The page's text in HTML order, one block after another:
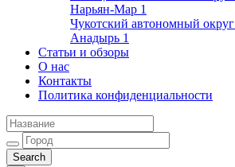
Нарьян-Мар 1
Чукотский автономный округ
Анадырь 1
Статьи и обзоры
О нас
Контакты
Политика конфиденциальности